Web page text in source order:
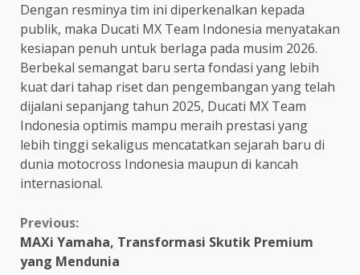
Dengan resminya tim ini diperkenalkan kepada
publik, maka Ducati MX Team Indonesia menyatakan
kesiapan penuh untuk berlaga pada musim 2026.
Berbekal semangat baru serta fondasi yang lebih
kuat dari tahap riset dan pengembangan yang telah
dijalani sepanjang tahun 2025, Ducati MX Team
Indonesia optimis mampu meraih prestasi yang
lebih tinggi sekaligus mencatatkan sejarah baru di
dunia motocross Indonesia maupun di kancah
internasional.
Continue
Reading
Previous:
MAXi Yamaha, Transformasi Skutik Premium
yang Mendunia